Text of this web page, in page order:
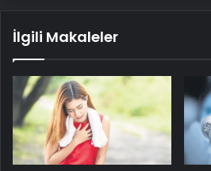
İlgili Makaleler